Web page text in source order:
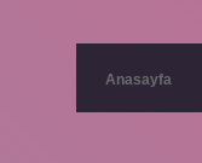
Anasayfa